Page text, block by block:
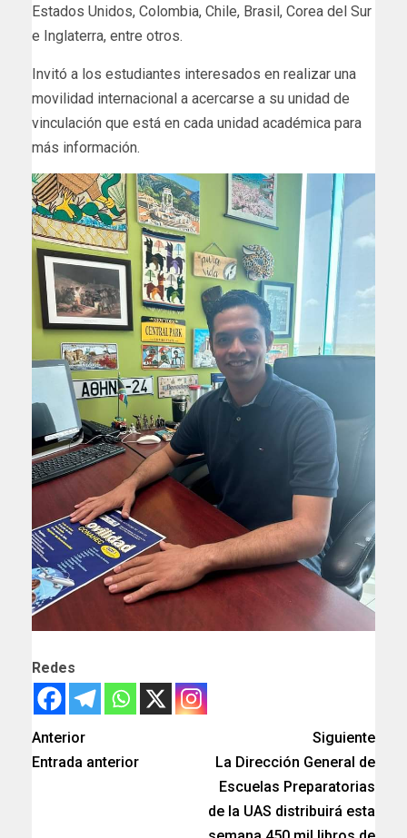
Estados Unidos, Colombia, Chile, Brasil, Corea del Sur
e Inglaterra, entre otros.
Invitó a los estudiantes interesados en realizar una
movilidad internacional a acercarse a su unidad de
vinculación que está en cada unidad académica para
más información.
Redes
Anterior
Entrada anterior
Siguiente
La Dirección General de
Escuelas Preparatorias
de la UAS distribuirá esta